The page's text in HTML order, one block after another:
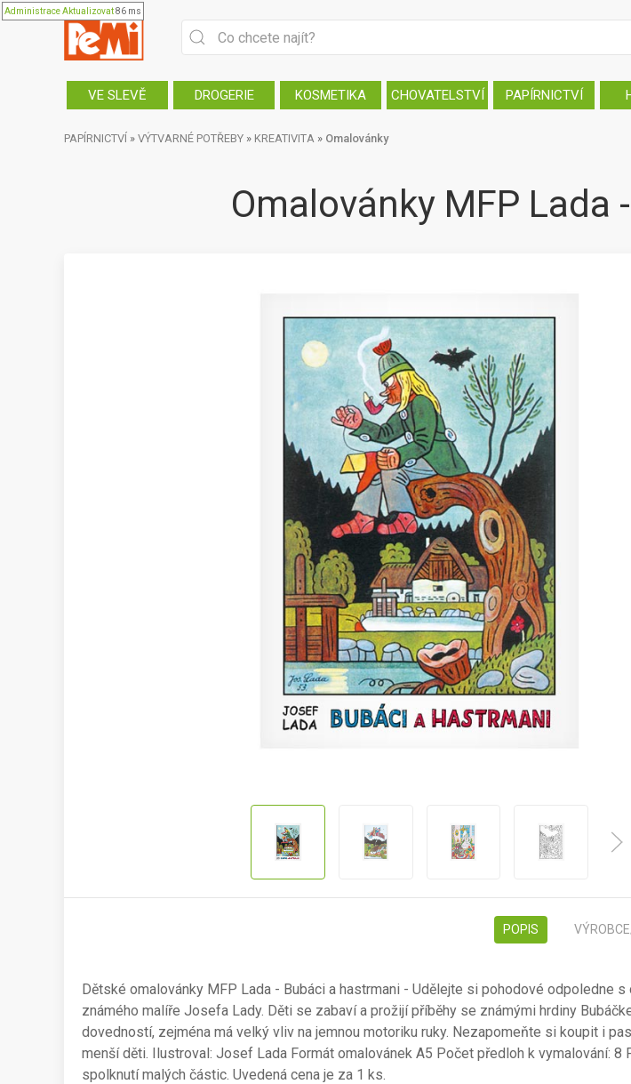
AdministraceAktualizovat86 ms
VE SLEVĚ DROGERIE KOSMETIKA CHOVATELSTVÍ PAPÍRNICTVÍ
PAPÍRNICTVÍ » VÝTVARNÉ POTŘEBY » KREATIVITA » Omalovánky
Omalovánky MFP
POPIS
Dětské omalovánky MFP Lada - Bubáci a hastrmani - Udělejte si pohodové odpoledne
známého malíře Josefa Lady. Děti se zabaví a prožijí příběhy se známými hrdiny
dovedností, zejména má velký vliv na jemnou motoriku ruky. Nezapomeňte si koupit i
menší děti. Ilustroval: Josef Lada Formát omalovánek A5 Počet předloh k vymalování:
spolknutí malých částic. Uvedená cena je za 1 ks.